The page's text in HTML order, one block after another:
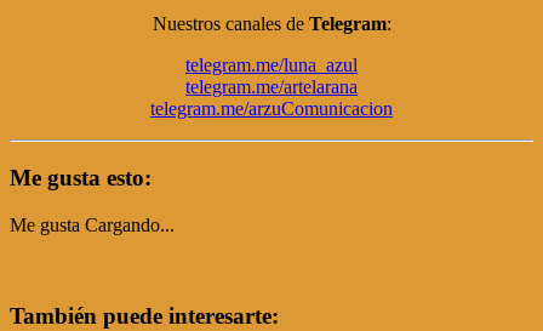
Nuestros canales de Telegram:
telegram.me/luna_azul
telegram.me/artelarana
telegram.me/arzuComunicacion
Me gusta esto:
Me gusta Cargando...
También puede interesarte: